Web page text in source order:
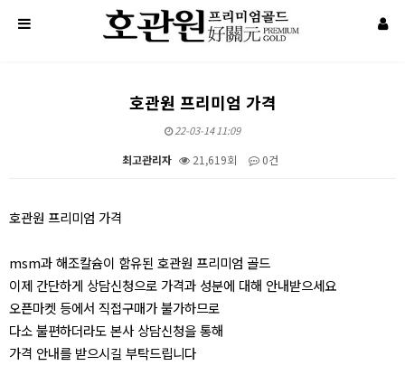
호관원 프리미엄 가격
22-03-14 11:09
최고관리자 21,619회 0건
호관원 프리미엄 가격
msm과 해조칼슘이 함유된 호관원 프리미엄 골드
이제 간단하게 상담신청으로 가격과 성분에 대해 안내받으세요
오픈마켓 등에서 직접구매가 불가하므로
다소 불편하더라도 본사 상담신청을 통해
가격 안내를 받으시길 부탁드립니다